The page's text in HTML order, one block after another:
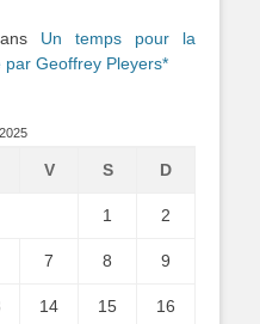
Un temps pour la
Geoffrey Pleyers*
V S D
1 2
7 8 9
14 15 16